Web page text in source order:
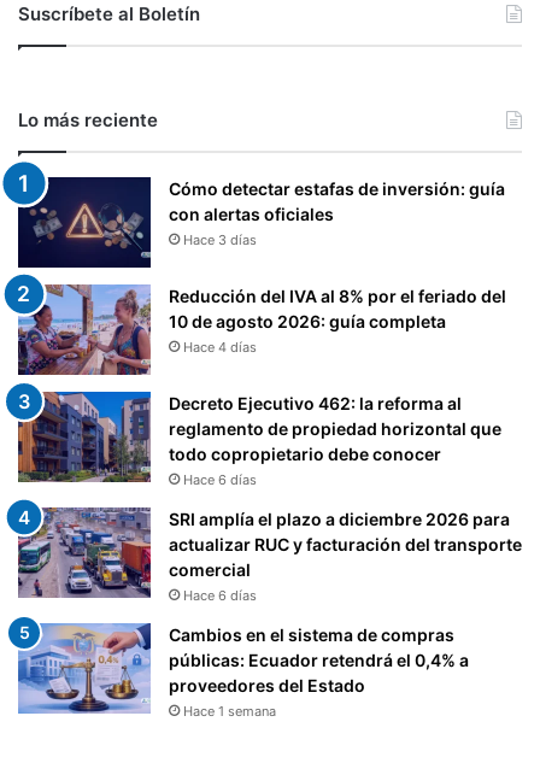
Suscríbete al Boletín
Lo más reciente
Cómo detectar estafas de inversión: guía
con alertas oficiales
Hace 3 días
Reducción del IVA al 8% por el feriado del
10 de agosto 2026: guía completa
Hace 4 días
Decreto Ejecutivo 462: la reforma al
reglamento de propiedad horizontal que
todo copropietario debe conocer
Hace 6 días
SRI amplía el plazo a diciembre 2026 para
actualizar RUC y facturación del transporte
comercial
Hace 6 días
Cambios en el sistema de compras
públicas: Ecuador retendrá el 0,4% a
proveedores del Estado
Hace 1 semana